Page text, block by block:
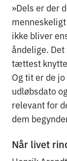
»Dels er der
ikke bliver
åndelige.
tættest
Og tit er de
udløbsdato
relevant for
dem
Når livet